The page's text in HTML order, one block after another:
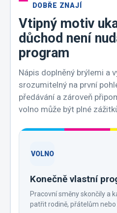
DOBŘE ZNAJÍ
Vtipný motiv
důchod není
program
Nápis doplněný brýlemi a
srozumitelný na první
předávání a zároveň
volno může být plné
VOLNO
Konečně vlastní
Pracovní směny skončily a
patřit rodině, přátelům